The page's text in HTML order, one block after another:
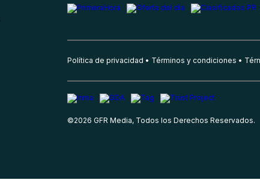
Política de privacidad Términos y condiciones
©2026 GFR Media, Todos los Derechos Reservados.